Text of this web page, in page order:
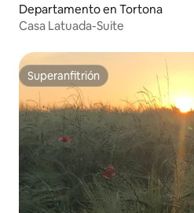
Departamento en Tortona
Casa Latuada-Suite
Superanfitrión
Superanfitrión